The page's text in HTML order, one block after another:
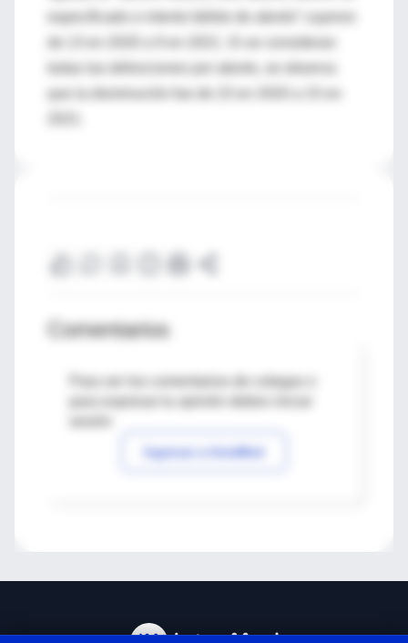
especificado e intento fallido de aborto” cayeron
Comentarios
Para ver los comentarios de colegas o
Ingresar a IntraMed